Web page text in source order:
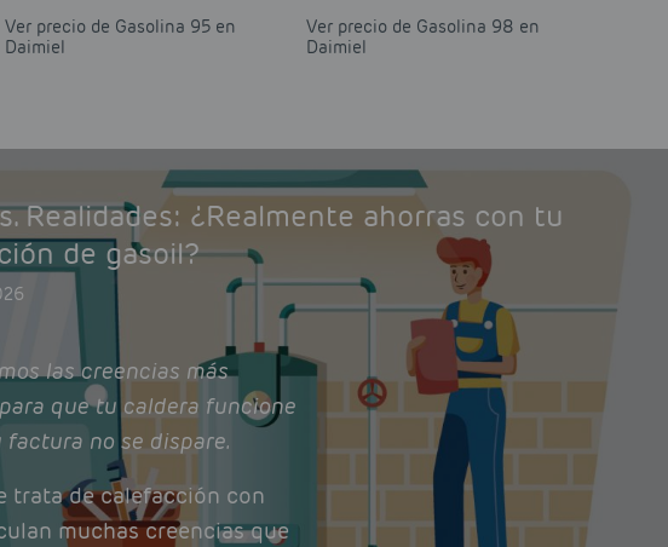
Ver precio de Gasolina 95 en
Daimiel
Ver precio de Gasolina 98 en
Daimiel
Realidades: ¿Realmente ahorras con tu
de gasoil?
las creencias más
que tu caldera funcione
factura no se dispare.
trata de calefacción con
muchas creencias que